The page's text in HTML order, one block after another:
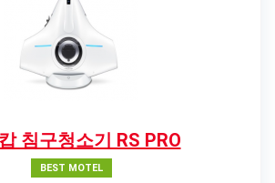
침구청소기 RS PRO
BEST MOTEL